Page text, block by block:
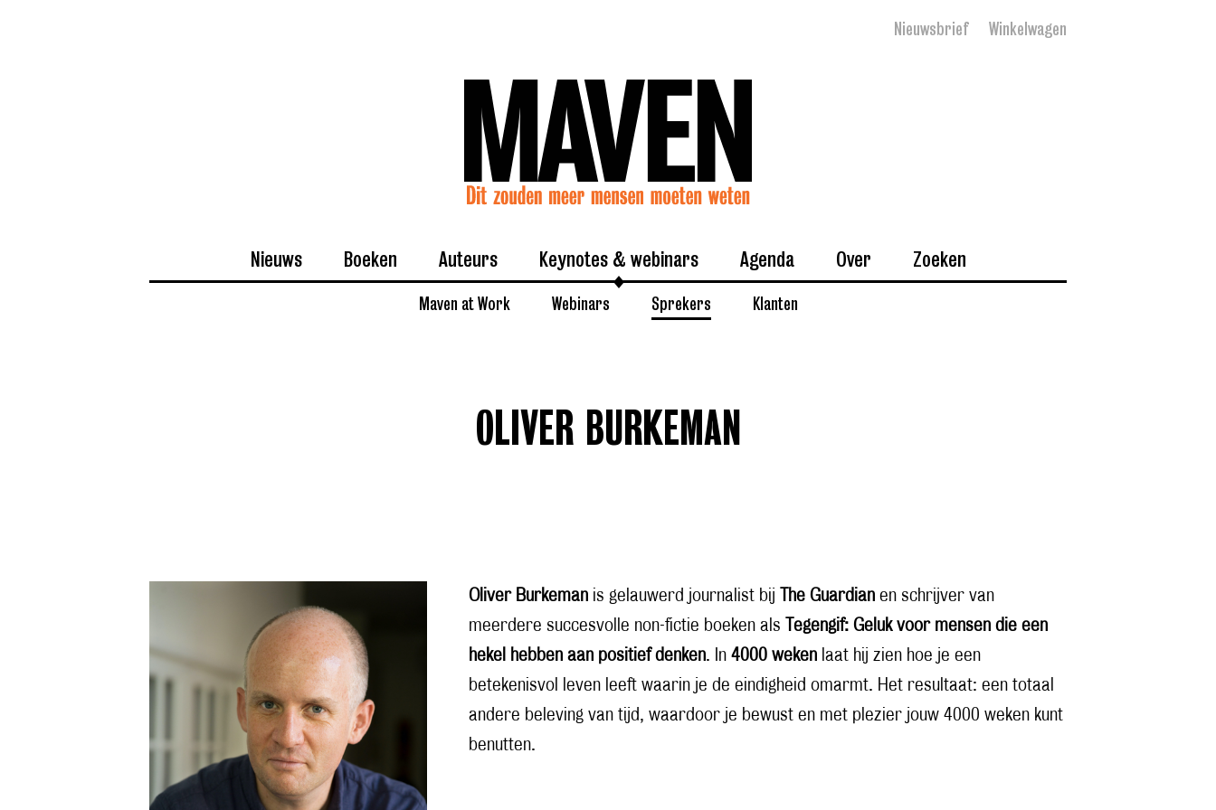
Nieuwsbrief Winkelwagen
Nieuws Boeken Auteurs Keynotes & webinars
Maven at Work Webinars Sprekers Klanten
Agenda Over Zoeken
OLIVER BURKEMAN
Oliver Burkeman is gelauwerd journalist bij The Guardian en schrijver van
meerdere succesvolle non-fictie boeken als
Tegengif: Geluk voor mensen die een
hekel hebben aan positief denken. In4000 weken laat hij zien hoe je een
betekenisvol leven leeft waarin je de eindigheid omarmt. Het resultaat: een totaal
andere beleving van tijd, waardoor je bewust en met plezier jouw 4000 weken kunt
benutten.